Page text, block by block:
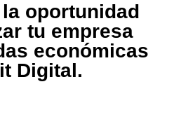
oportunidad
tu empresa
económicas
Digital.